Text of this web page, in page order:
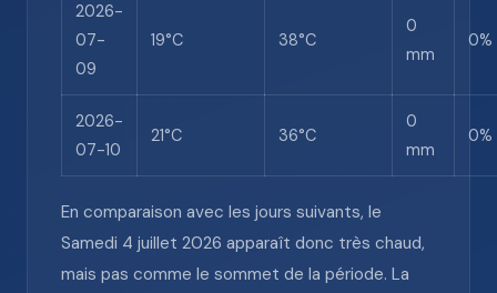
2026-
07-
09
19°C 38°C
0
mm
0%
2026-
07-10
21°C 36°C
0
mm
0%
En comparaison avec les jours suivants, le
Samedi 4 juillet 2026 apparaît donc très chaud,
mais pas comme le sommet de la période. La